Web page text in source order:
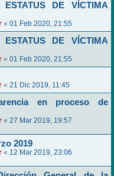
DE VÍCTIMA
« 01 Feb 2020, 21:55
DE VÍCTIMA
« 01 Feb 2020, 21:55
« 21 Dic 2019, 11:45
en proceso de
« 27 Mar 2019, 19:57
2019
« 12 Mar 2019, 23:06